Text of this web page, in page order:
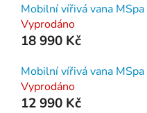
Mobilní vířivá vana
Vyprodáno
18 990 Kč
Mobilní vířivá vana
Vyprodáno
12 990 Kč